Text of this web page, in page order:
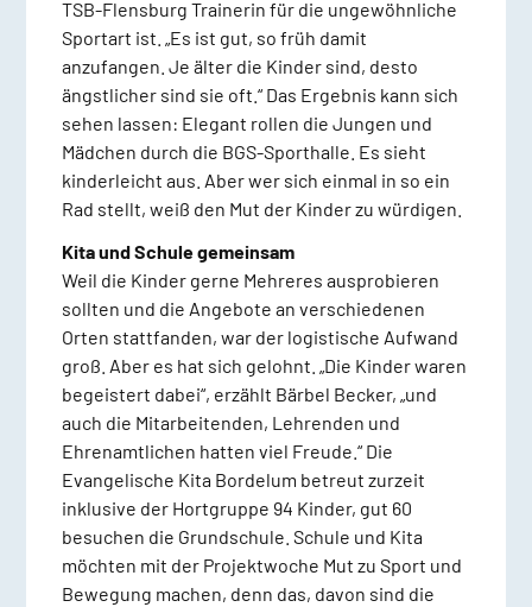
TSB-Flensburg Trainerin für die ungewöhnliche
Sportart ist. „Es ist gut, so früh damit
anzufangen. Je älter die Kinder sind, desto
ängstlicher sind sie oft.“ Das Ergebnis kann sich
sehen lassen: Elegant rollen die Jungen und
Mädchen durch die BGS-Sporthalle. Es sieht
kinderleicht aus. Aber wer sich einmal in so ein
Rad stellt, weiß den Mut der Kinder zu würdigen.
Kita und Schule gemeinsam
Weil die Kinder gerne Mehreres ausprobieren
sollten und die Angebote an verschiedenen
Orten stattfanden, war der logistische Aufwand
groß. Aber es hat sich gelohnt. „Die Kinder waren
begeistert dabei“, erzählt Bärbel Becker, „und
auch die Mitarbeitenden, Lehrenden und
Ehrenamtlichen hatten viel Freude.“ Die
Evangelische Kita Bordelum betreut zurzeit
inklusive der Hortgruppe 94 Kinder, gut 60
besuchen die Grundschule. Schule und Kita
möchten mit der Projektwoche Mut zu Sport und
Bewegung machen, denn das, davon sind die